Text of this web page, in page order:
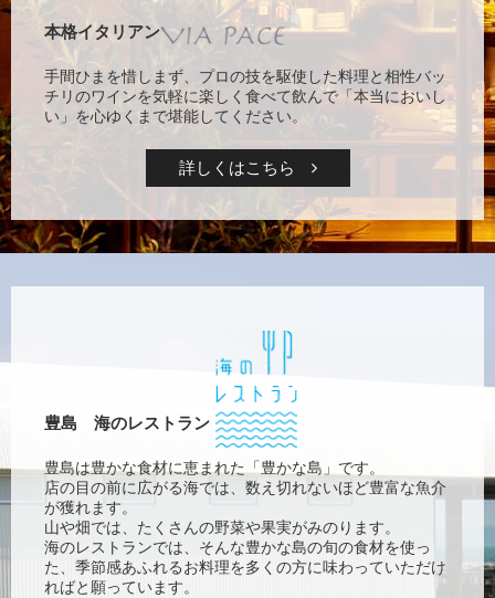
本格イタリアン
手間ひまを惜しまず、プロの技を駆使した料理と相性バッ
チリのワインを気軽に楽しく食べて飲んで「本当においし
い」を心ゆくまで堪能してください。
詳しくはこちら
豊島 海のレストラン
豊島は豊かな食材に恵まれた「豊かな島」です。
店の目の前に広がる海では、数え切れないほど豊富な魚介
が獲れます。
山や畑では、たくさんの野菜や果実がみのります。
海のレストランでは、そんな豊かな島の旬の食材を使っ
た、季節感あふれるお料理を多くの方に味わっていただけ
ればと願っています。